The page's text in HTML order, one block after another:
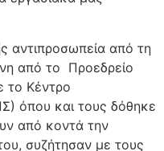
αντιπροσωπεία από τη
από το Προεδρείο
το Κέντρο
όπου και τους δόθηκε
από κοντά την
συζήτησαν με τους